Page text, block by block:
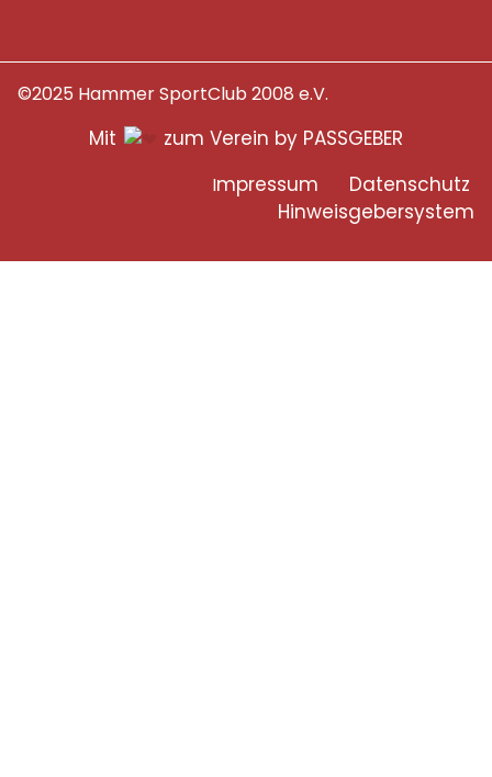
©2025 Hammer SportClub 2008 e.V.
Mit zum Verein by PASSGEBER
Impressum
Datenschutz
Hinweisgebersystem